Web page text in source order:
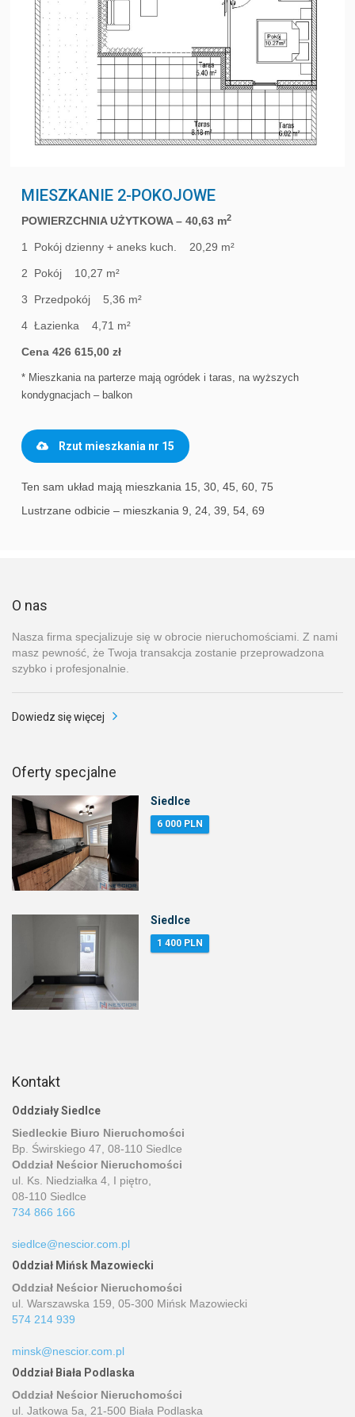
MIESZKANIE 2-POKOJOWE
POWIERZCHNIA UŻYTKOWA – 40,63 m2
1 Pokój dzienny + aneks kuch. 20,29 m²
2 Pokój 10,27 m²
3 Przedpokój 5,36 m²
4 Łazienka 4,71 m²
Cena 426 615,00 zł
* Mieszkania na parterze mają ogródek i taras, na wyższych
kondygnacjach – balkon
Rzut mieszkania nr 15
Ten sam układ mają mieszkania 15, 30, 45, 60, 75
Lustrzane odbicie – mieszkania 9, 24, 39, 54, 69
O nas
Nasza firma specjalizuje się w obrocie nieruchomościami. Z nami
masz pewność, że Twoja transakcja zostanie przeprowadzona
szybko i profesjonalnie.
Dowiedz się więcej
Oferty specjalne
Siedlce
6 000 PLN
Siedlce
1 400 PLN
Kontakt
Oddziały Siedlce
Siedleckie Biuro Nieruchomości
Bp. Świrskiego 47, 08-110 Siedlce
Oddział Neścior Nieruchomości
ul. Ks. Niedziałka 4, I piętro,
08-110 Siedlce
734 866 166
siedlce@nescior.com.pl
Oddział Mińsk Mazowiecki
Oddział Neścior Nieruchomości
ul. Warszawska 159, 05-300 Mińsk Mazowiecki
574 214 939
minsk@nescior.com.pl
Oddział Biała Podlaska
Oddział Neścior Nieruchomości
ul. Jatkowa 5a, 21-500 Biała Podlaska